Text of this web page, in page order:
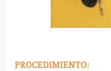
PROCEDIMIENTO: